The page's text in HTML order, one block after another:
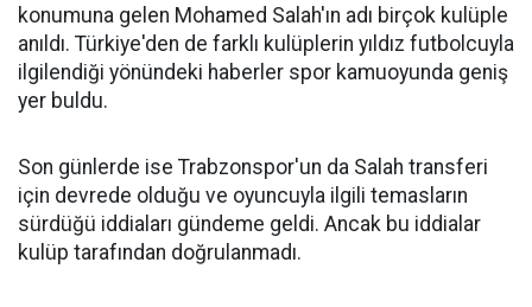
konumuna gelen Mohamed Salah'ın adı birçok kulüple
anıldı. Türkiye'den de farklı kulüplerin yıldız futbolcuyla
ilgilendiği yönündeki haberler spor kamuoyunda geniş
yer buldu.
Son günlerde ise Trabzonspor'un da Salah transferi
için devrede olduğu ve oyuncuyla ilgili temasların
sürdüğü iddiaları gündeme geldi. Ancak bu iddialar
kulüp tarafından doğrulanmadı.